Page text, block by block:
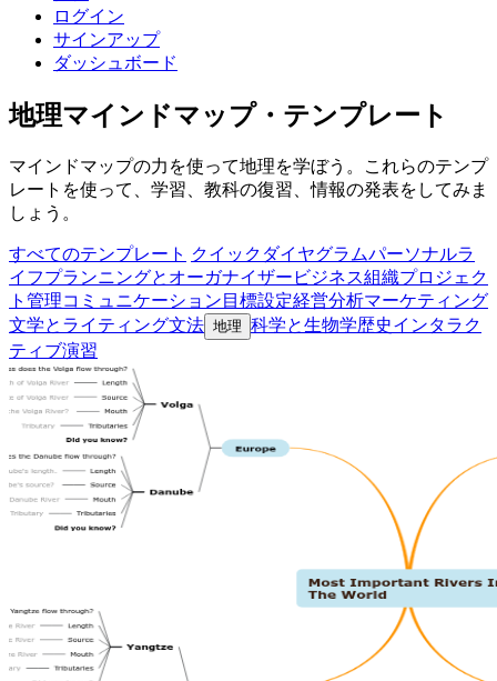
ログイン
サインアップ
ダッシュボード
地理マインドマップ・テンプレート
マインドマップの力を使って地理を学ぼう。これらのテンプ
レートを使って、学習、教科の復習、情報の発表をしてみま
しょう。
すべてのテンプレート クイックダイヤグラムパーソナルラ
イフプランニングとオーガナイザー ビジネス組織プロジェク
ト管理コミュニケーション 目標設定経営分析マーケティング
文学とライティング文法 地理 科学と生物学歴史インタラク
ティブ演習